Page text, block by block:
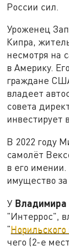
России сил.
Уроженец
Кипра,
несмотря на
в Америку.
граждане
владеет
совета
инвестирует
В 2022 году
самолёт
в его
имущество за
У Владимира
"Интеррос",
"
чего (2-е